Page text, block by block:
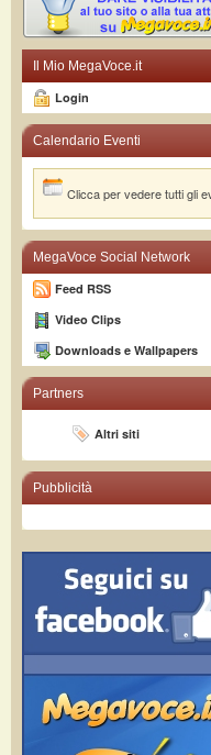
Il Mio MegaVoce.it
Login
Calendario Eventi
Clicca per vedere tutti gli
MegaVoce Social Network
Feed RSS
Video Clips
Downloads e Wallpapers
Partners
Altri siti
Pubblicità